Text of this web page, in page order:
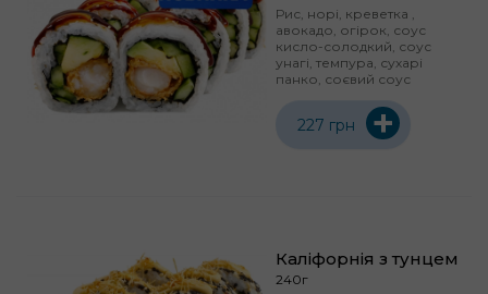
Рис, норі, креветка ,
авокадо, огірок, соус
кисло-солодкий, соус
унагі, темпура, сухарі
панко, соєвий соус
227 грн +
Каліфорнія з тунцем
240г